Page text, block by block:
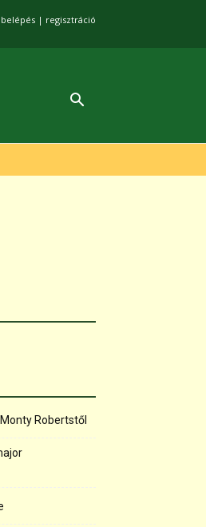
belépés | regisztráció
Robertstől